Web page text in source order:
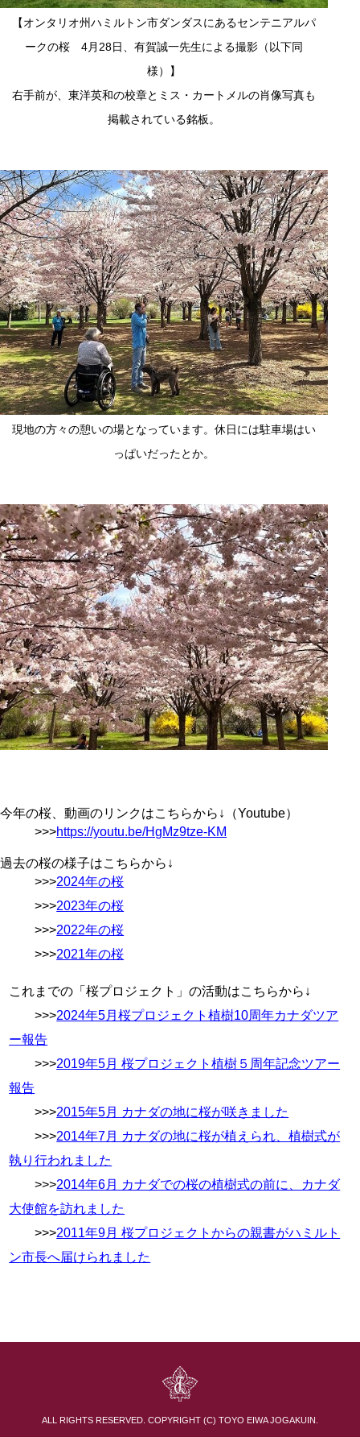
【オンタリオ州ハミルトン市ダンダスにあるセンテニアルパ
ークの桜 4月28日、有賀誠一先生による撮影（以下同
様）】
右手前が、東洋英和の校章とミス・カートメルの肖像写真も
掲載されている銘板。
現地の方々の憩いの場となっています。休日には駐車場はい
っぱいだったとか。
今年の桜、動画のリンクはこちらから↓（Youtube）
>>>https://youtu.be/HgMz9tze-KM
過去の桜の様子はこちらから↓
>>>2024年の桜
>>>2023年の桜
>>>2022年の桜
>>>2021年の桜
これまでの「桜プロジェクト」の活動はこちらから↓
>>>2024年5月桜プロジェクト植樹10周年カナダツア
ー報告
>>>2019年5月 桜プロジェクト植樹５周年記念ツアー
報告
>>>2015年5月 カナダの地に桜が咲きました
>>>2014年7月 カナダの地に桜が植えられ、植樹式が
執り行われました
>>>2014年6月 カナダでの桜の植樹式の前に、カナダ
大使館を訪れました
>>>2011年9月 桜プロジェクトからの親書がハミルト
ン市長へ届けられました
ALL RIGHTS RESERVED. COPYRIGHT (C) TOYO EIWA JOGAKUIN.